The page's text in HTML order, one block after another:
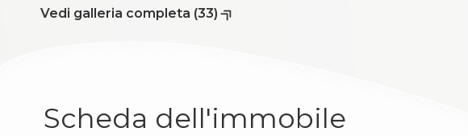
Vedi galleria completa (33)
Scheda dell'immobile
Qualsiasi